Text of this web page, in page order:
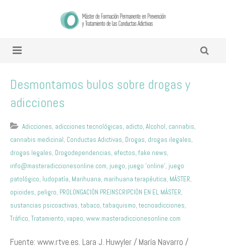
Desmontamos bulos sobre drogas y
adicciones
Adicciones, adicciones tecnológicas, adicto, Alcohol, cannabis,
cannabis medicinal, Conductas Adictivas, Drogas, drogas ilegales,
drogas legales, Drogodependencias, efectos, fake news,
info@masteradiccionesonline.com, juego, juego 'online', juego
patológico, ludopatía, Marihuana, marihuana terapéutica, MÁSTER,
opioides, peligro, PROLONGACIÓN PREINSCRIPCIÓN EN EL MÁSTER,
sustancias psicoactivas, tabaco, tabaquismo, tecnoadicciones,
Tráfico, Tratamiento, vapeo, www.masteradiccionesonline.com
Fuente: www.rtve.es. Lara J. Huwyler / María Navarro /